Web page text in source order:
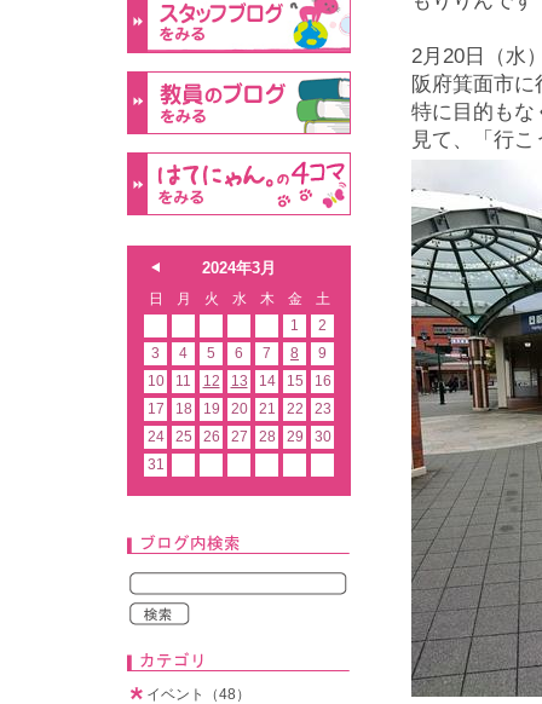
2月20日（水
阪府箕面市
特に目的もな
見て、「行
2024年3月
日 月 火 水 木 金
土
1
2
3
4 5 6 7 8
9
10
11 12 13 14 15
16
17
18 19 20 21 22
23
24
25 26 27 28 29
30
31
イベント（48）